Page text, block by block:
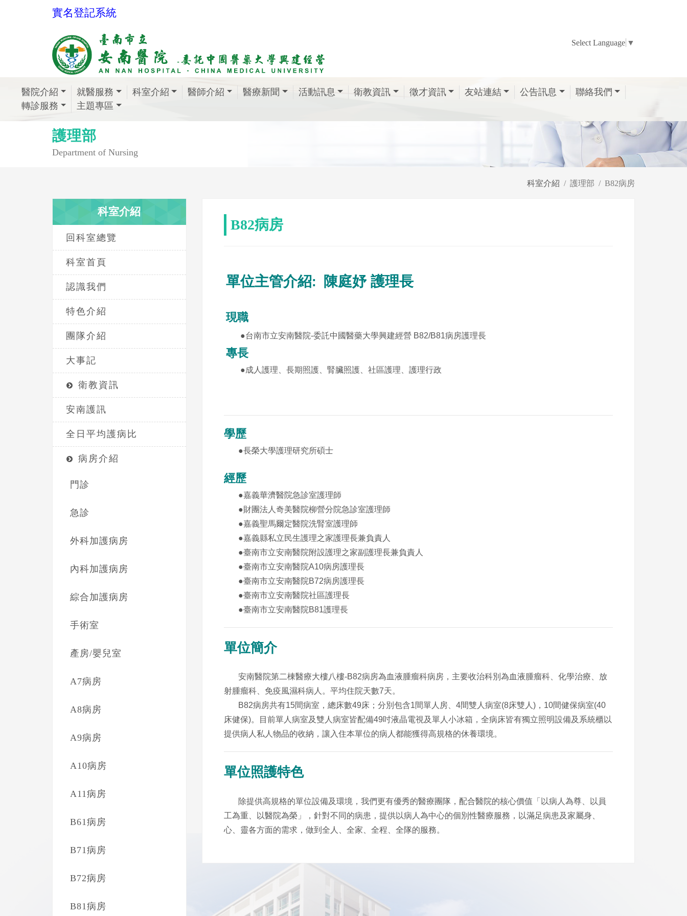
實名登記系統
Select Language ▼
醫院介紹 就醫服務 科室介紹 醫師介紹 醫療新聞 活動訊息 衛教資訊 徵才資訊 友站連結 公告訊息
聯絡我們
轉診服務
主題專區
護理部
Department of Nursing
科室介紹 護理部 B82病房
科室介紹
回科室總覽
科室首頁
認識我們
特色介紹
團隊介紹
大事記
衛教資訊
安南護訊
全日平均護病比
病房介紹
門診
急診
外科加護病房
內科加護病房
綜合加護病房
手術室
產房/嬰兒室
A7病房
A8病房
A9病房
A10病房
A11病房
B61病房
B71病房
B72病房
B81病房
B82病房
單位主管介紹: 陳庭妤 護理長
現職
●台南市立安南醫院-委託中國醫藥大學興建經營 B82/B81病房護理長
專長
●成人護理、長期照護、腎臟照護、社區護理、護理行政
學歷
●長榮大學護理研究所碩士
經歷
●嘉義華濟醫院急診室護理師
●財團法人奇美醫院柳營分院急診室護理師
●嘉義聖馬爾定醫院洗腎室護理師
●嘉義縣私立民生護理之家護理長兼負責人
●臺南市立安南醫院附設護理之家副護理長兼負責人
●臺南市立安南醫院A10病房護理長
●臺南市立安南醫院B72病房護理長
●臺南市立安南醫院社區護理長
●臺南市立安南醫院B81護理長
單位簡介
安南醫院第二棟醫療大樓八樓-B82病房為血液腫瘤科病房，主要收治科別為血液腫瘤科、化學治療、放
射腫瘤科、免疫風濕科病人。平均住院天數7天。
B82病房共有15間病室，總床數49床；分別包含1間單人房、4間雙人病室(8床雙人)，10間健保病室(40
床健保)。目前單人病室及雙人病室皆配備49吋液晶電視及單人小冰箱，全病床皆有獨立照明設備及系統櫃以
提供病人私人物品的收納，讓入住本單位的病人都能獲得高規格的休養環境。
單位照護特色
除提供高規格的單位設備及環境，我們更有優秀的醫療團隊，配合醫院的核心價值「以病人為尊、以員
工為重、以醫院為榮」，針對不同的病患，提供以病人為中心的個別性醫療服務，以滿足病患及家屬身、
心、靈各方面的需求，做到全人、全家、全程、全隊的服務。